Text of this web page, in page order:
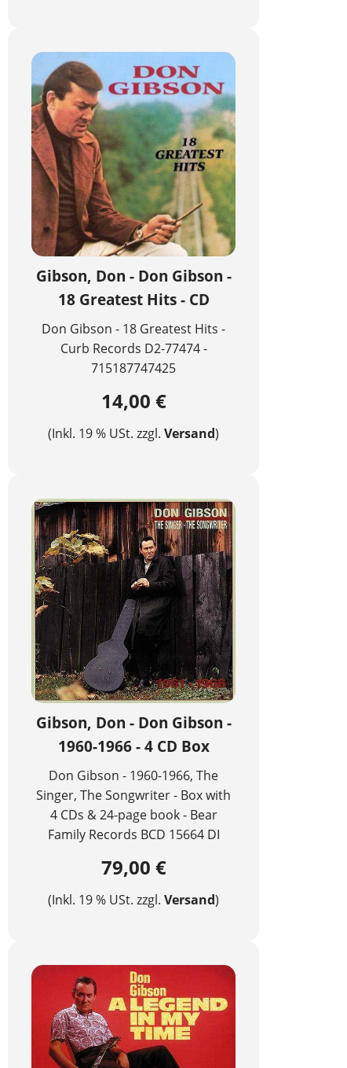
Gibson, Don - Don Gibson -
18 Greatest Hits - CD
Don Gibson - 18 Greatest Hits -
Curb Records D2-77474 -
715187747425
14,00 €
(Inkl. 19 % USt. zzgl. Versand)
Gibson, Don - Don Gibson -
1960-1966 - 4 CD Box
Don Gibson - 1960-1966, The
Singer, The Songwriter - Box with
4 CDs & 24-page book - Bear
Family Records BCD 15664 DI
79,00 €
(Inkl. 19 % USt. zzgl. Versand)